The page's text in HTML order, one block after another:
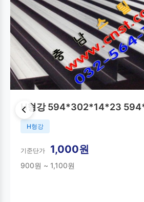
강널말뚝(쉬트파일) 스테인레스(STS)
H형강 594*302*14*23
H형강
기준단가 1,000원
900원 ~ 1,100원